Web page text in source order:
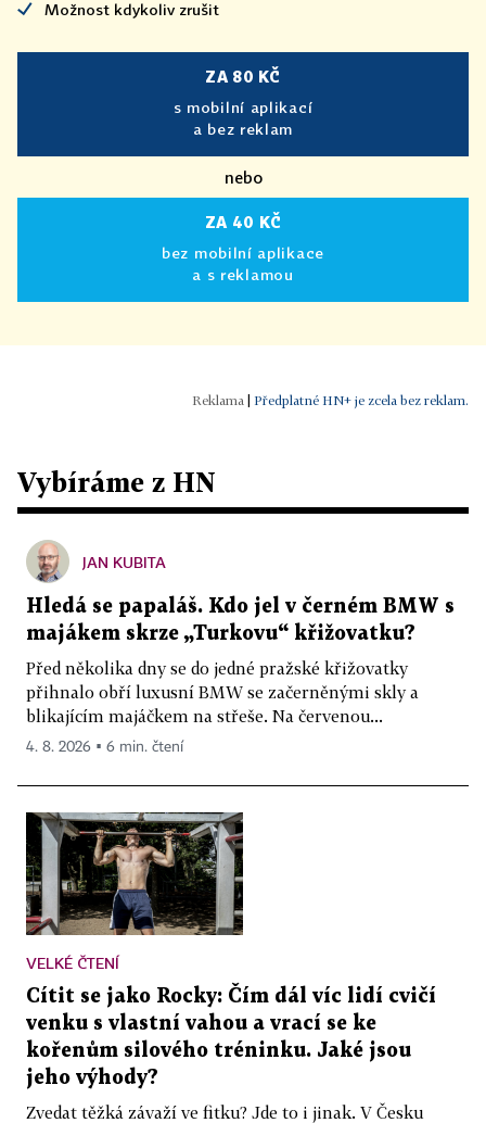
Možnost kdykoliv zrušit
ZA 80 KČ
s mobilní aplikací
a bez reklam
nebo
ZA 40 KČ
bez mobilní aplikace
a s reklamou
Předplatné HN+ je zcela bez reklam.
Vybíráme z HN
JAN KUBITA
Hledá se papaláš. Kdo jel v černém BMW s
majákem skrze „Turkovu“ křižovatku?
Před několika dny se do jedné pražské křižovatky
přihnalo obří luxusní BMW se začerněnými skly a
blikajícím majáčkem na střeše. Na červenou...
4. 8. 2026 ▪ 6 min. čtení
VELKÉ ČTENÍ
Cítit se jako Rocky: Čím dál víc lidí cvičí
venku s vlastní vahou a vrací se ke
kořenům silového tréninku. Jaké jsou
jeho výhody?
Zvedat těžká závaží ve fitku? Jde to i jinak. V Česku